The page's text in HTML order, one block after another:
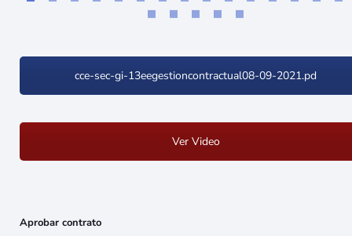
cce-sec-gi-13eegestioncontractual08-09-2021.pd
Ver Video
Aprobar contrato